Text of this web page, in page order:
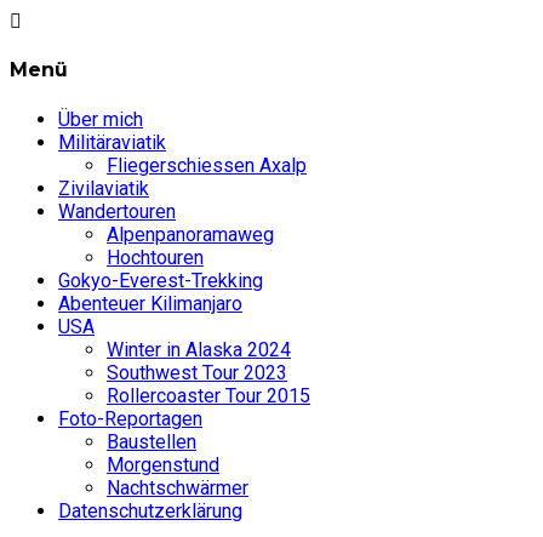
Menü
Über mich
Militäraviatik
Fliegerschiessen Axalp
Zivilaviatik
Wandertouren
Alpenpanoramaweg
Hochtouren
Gokyo-Everest-Trekking
Abenteuer Kilimanjaro
USA
Winter in Alaska 2024
Southwest Tour 2023
Rollercoaster Tour 2015
Foto-Reportagen
Baustellen
Morgenstund
Nachtschwärmer
Datenschutzerklärung